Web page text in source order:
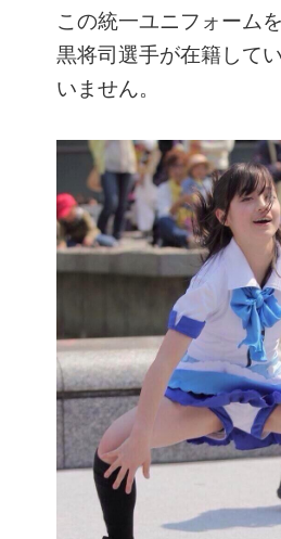
この統一ユニフォーム
黒将司選手が在籍して
いません。